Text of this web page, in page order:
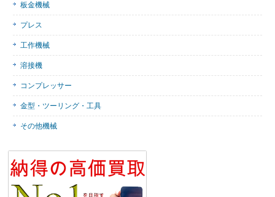
板金機械
プレス
工作機械
溶接機
コンプレッサー
金型・ツーリング・工具
その他機械